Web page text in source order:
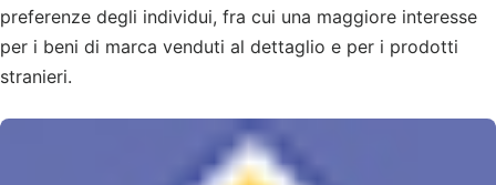
preferenze degli individui, fra cui una maggiore interesse
per i beni di marca venduti al dettaglio e per i prodotti
stranieri.